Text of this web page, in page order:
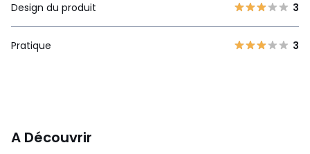
Design du produit 3
Pratique 3
A Découvrir